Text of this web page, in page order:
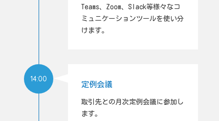
Teams、Zoom、Slack等様々なコ
ミュニケーションツールを使い分
けます。
14:00
定例会議
取引先との月次定例会議に参加し
ます。